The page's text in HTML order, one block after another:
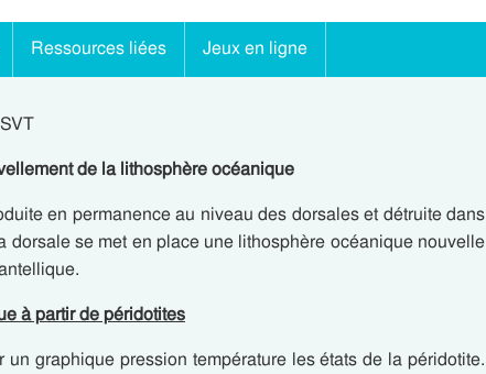
Ressources liées Jeux en ligne
de la lithosphère océanique
en permanence au niveau des dorsales et détruite dans
dorsale se met en place une lithosphère océanique nouvelle
à partir de péridotites
un graphique pression température les états de la péridotite.